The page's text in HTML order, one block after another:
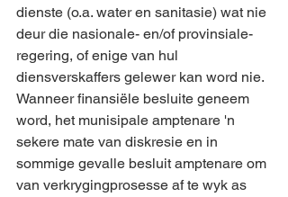
dienste (o.a. water en sanitasie) wat nie
deur die nasionale- en/of provinsiale-
regering, of enige van hul
diensverskaffers gelewer kan word nie.
Wanneer finansiële besluite geneem
word, het munisipale amptenare 'n
sekere mate van diskresie en in
sommige gevalle besluit amptenare om
van verkrygingprosesse af te wyk as